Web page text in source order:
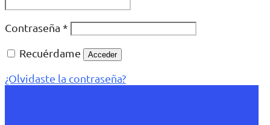
Contraseña *
Recuérdame
Acceder
¿Olvidaste la contraseña?